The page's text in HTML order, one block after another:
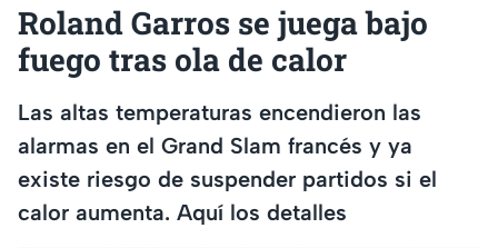
Roland Garros se juega bajo
fuego tras ola de calor
Las altas temperaturas encendieron las
alarmas en el Grand Slam francés y ya
existe riesgo de suspender partidos si el
calor aumenta. Aquí los detalles